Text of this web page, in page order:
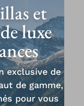
et
luxe
exclusive de
de gamme,
pour vous